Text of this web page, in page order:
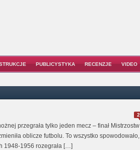
PUBLICYSTYKA RECENZJE VIDEO
2
przegrała tylko jeden mecz – finał Mistrzostw
oblicze futbolu. To wszystko spowodowało,
1948-1956 rozegrała […]